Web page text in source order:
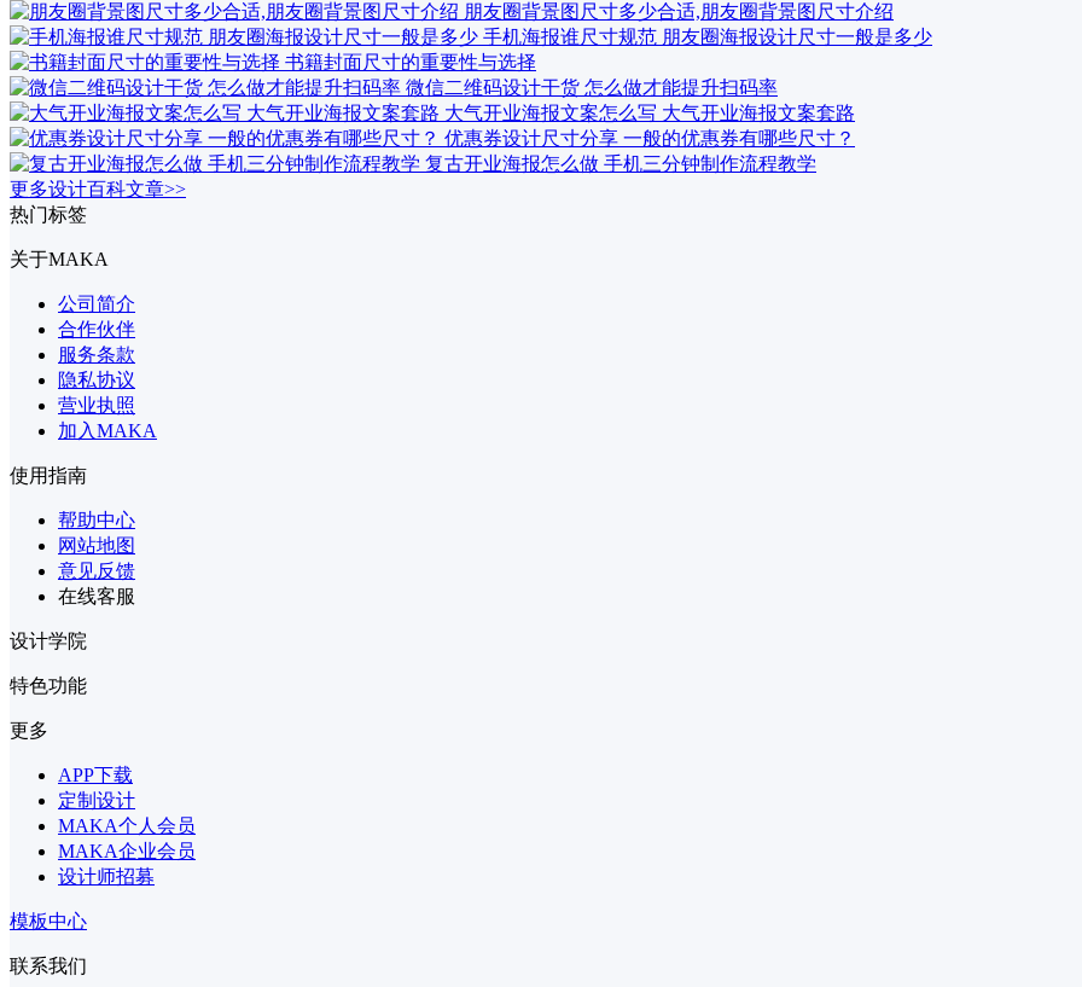
朋友圈背景图尺寸多少合适,朋友圈背景图尺寸介绍
手机海报谁尺寸规范 朋友圈海报设计尺寸一般是多少
书籍封面尺寸的重要性与选择
微信二维码设计干货 怎么做才能提升扫码率
大气开业海报文案怎么写 大气开业海报文案套路
优惠券设计尺寸分享 一般的优惠券有哪些尺寸？
复古开业海报怎么做 手机三分钟制作流程教学
更多设计百科文章>>
热门标签
关于MAKA
公司简介
合作伙伴
服务条款
隐私协议
营业执照
加入MAKA
使用指南
帮助中心
网站地图
意见反馈
在线客服
设计学院
特色功能
更多
APP下载
定制设计
MAKA个人会员
MAKA企业会员
设计师招募
模板中心
联系我们